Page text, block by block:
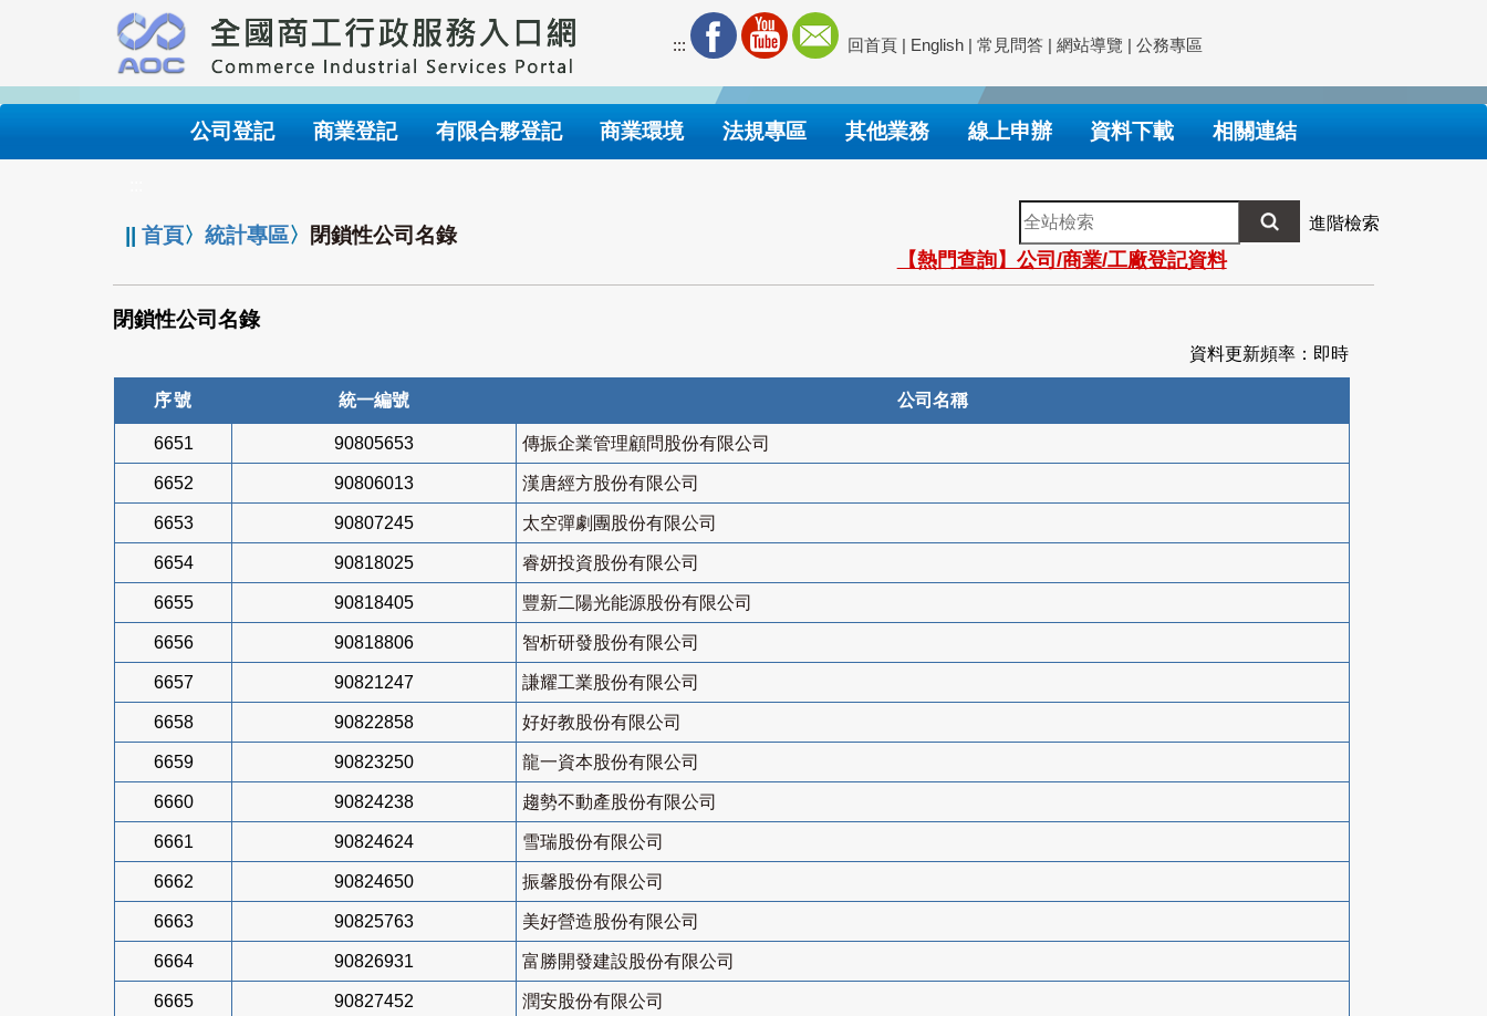
要
內
::: 回首頁 | English | 常見問答 | 網站導覽 | 公務專區
公司登記 商業登記 有限合夥登記 商業環境 法規專區 其他業務 線上申辦 資料下載 相關連結
||首頁〉統計專區〉 閉鎖性公司名錄
全
站
檢
索
進階檢索
【熱門查詢】公司/商業/工廠登記資料
閉鎖性公司名錄
資料更新頻率：即時
序號 統一編號 公司名稱
6651 90805653 傳振企業管理顧問股份有限公司
6652 90806013 漢唐經方股份有限公司
6653 90807245 太空彈劇團股份有限公司
6654 90818025 睿妍投資股份有限公司
6655 90818405 豐新二陽光能源股份有限公司
6656 90818806 智析研發股份有限公司
6657 90821247 謙耀工業股份有限公司
6658 90822858 好好教股份有限公司
6659 90823250 龍一資本股份有限公司
6660 90824238 趨勢不動產股份有限公司
6661 90824624 雪瑞股份有限公司
6662 90824650 振馨股份有限公司
6663 90825763 美好營造股份有限公司
6664 90826931 富勝開發建設股份有限公司
6665 90827452 潤安股份有限公司